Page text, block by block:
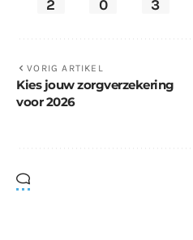
2 0 3
VORIG ARTIKEL
Kies jouw zorgverzekering
voor 2026